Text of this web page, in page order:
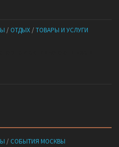
/ ОТДЫХ /ТОВАРЫ И УСЛУГИ
/ СОБЫТИЯ МОСКВЫ